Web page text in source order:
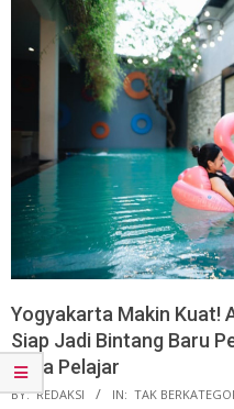
Yogyakarta Makin Kuat!
Siap Jadi Bintang Baru
Kota Pelajar
BY: REDAKSI IN: TAK